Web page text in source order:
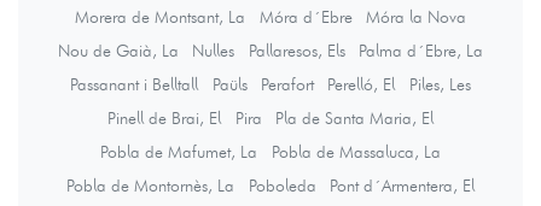
Morera de Montsant, La
Móra d´Ebre
Móra la Nova
Nou de Gaià, La
Nulles Pallaresos, Els
Palma d´Ebre, La
Passanant i Belltall
Paüls Perafort Perelló, El
Piles, Les
Pinell de Brai, El
Pira
Pla de Santa Maria, El
Pobla de Mafumet, La
Pobla de Massaluca, La
Pobla de Montornès, La
Poboleda
Pont d´Armentera, El